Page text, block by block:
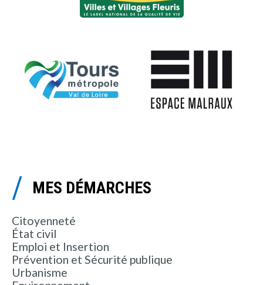
MES DÉMARCHES
Citoyenneté
État civil
Emploi et Insertion
Prévention et Sécurité publique
Urbanisme